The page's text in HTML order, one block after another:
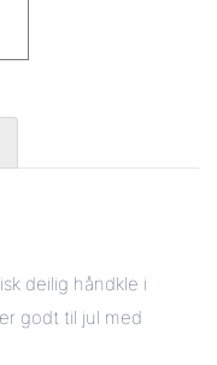
deilig håndkle i
godt til jul med